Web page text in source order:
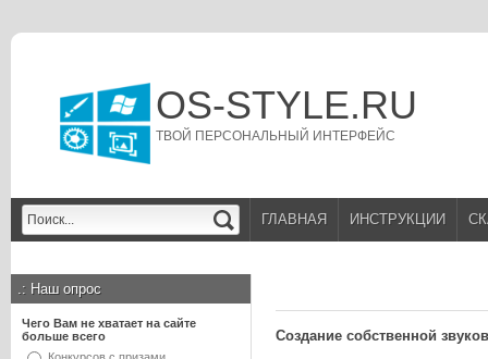
OS-STYLE.RU
ТВОЙ ПЕРСОНАЛЬНЫЙ ИНТЕРФЕЙС
ГЛАВНАЯ ИНСТРУКЦИИ
.: Наш опрос
Чего Вам не хватает на сайте
больше всего
Создание собственной